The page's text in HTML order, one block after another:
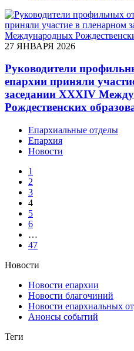
27 ЯНВАРЯ 2026
Руководители
епархии приняли
заседании XXXIV
Рождественских
Епархиальные отделы
Епархия
Новости
1
2
3
4
5
6
…
47
Новости
Новости епархии
Новости благочиний
Новости епархиальных
Анонсы событий
Теги